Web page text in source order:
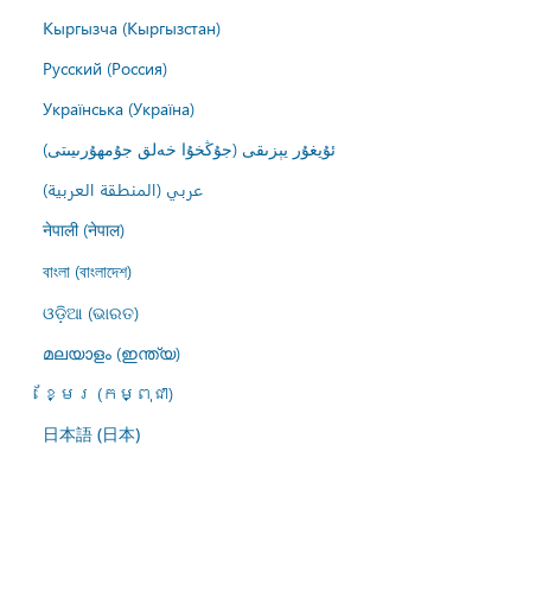
Кыргызча (Кыргызстан)
Русский (Россия)
Українська (Україна)
ئۇيغۇر يېزىقى (جۇڭخۇا خەلق جۇمھۇرىيىتى)
عربي (المنطقة العربية)
नेपाली (नेपाल)
বাংলা (বাংলাদেশ)
ଓଡ଼ିଆ (ଭାରତ)
മലയാളം (ഇന്ത്യ)
ខ្មែរ (កម្ពុជា)
日本語 (日本)